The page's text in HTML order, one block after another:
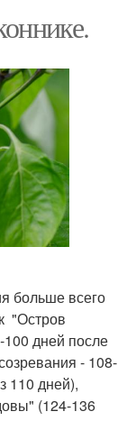
больше всего
"Остров
дней после
- 108-
110 дней),
(124-136